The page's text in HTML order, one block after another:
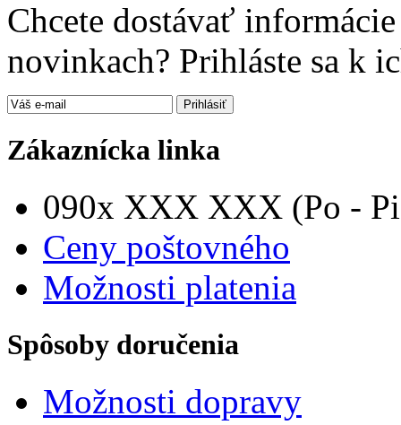
Chcete dostávať
novinkach? Prihláste sa k
Zákaznícka linka
090x XXX XXX (Po -
Ceny poštovného
Možnosti platenia
Spôsoby doručenia
Možnosti dopravy